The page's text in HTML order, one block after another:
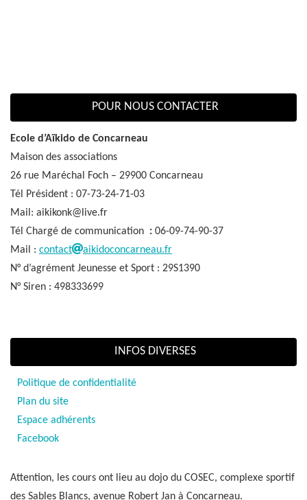
POUR NOUS CONTACTER
Ecole d’Aïkido de Concarneau
Maison des associations
26 rue Maréchal Foch – 29900 Concarneau
Tél Président : 07-73-24-71-03
Mail: aikikonk@live.fr
Tél Chargé de communication : 06-09-74-90-37
Mail : contact
aikidoconcarneau.fr
N° d’agrément Jeunesse et Sport : 29S1390
N° Siren : 498333699
INFOS DIVERSES
Politique de confidentialité
Plan du site
Espace adhérents
Facebook
Attention, les cours ont lieu au dojo du COSEC, complexe sportif
des Sables Blancs, avenue Robert Jan à Concarneau.